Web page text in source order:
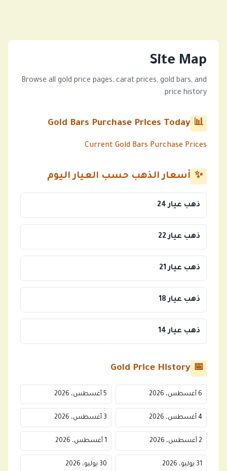
Site Map
Browse all gold price pages, carat prices, gold bars, and
price history.
📊
Gold Bars Purchase Prices Today
Current Gold Bars Purchase Prices
✨ أسعار الذهب حسب العيار اليوم
ذهب عيار 24
ذهب عيار 22
ذهب عيار 21
ذهب عيار 18
ذهب عيار 14
📅
Gold Price History
6 أغسطس، 2026 5 أغسطس، 2026
4 أغسطس، 2026 3 أغسطس، 2026
2 أغسطس، 2026 1 أغسطس، 2026
31 يوليو، 2026 30 يوليو، 2026